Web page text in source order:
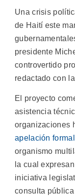
Una crisis
de Haití este
presidente
controvertido
redactado con
El proyecto
asistencia
organizaciones
apelación formal
organismo
la cual
iniciativa
consulta